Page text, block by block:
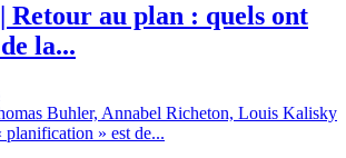
Retour au plan : quels ont
la...
Buhler, Annabel Richeton, Louis Kalisky
» est de...